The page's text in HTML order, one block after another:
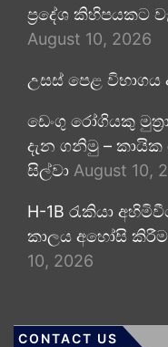
ප්‍රදේශ කිහිපයකට
August 10, 2026
උසස් පෙළ විභාගය
ඩෙංගු රෝගියකු
දැන ගනිමු –
සිල්වා August 10,
H-1B රැකියා
කාලය අහෝසි
10, 2026
CONTACT US